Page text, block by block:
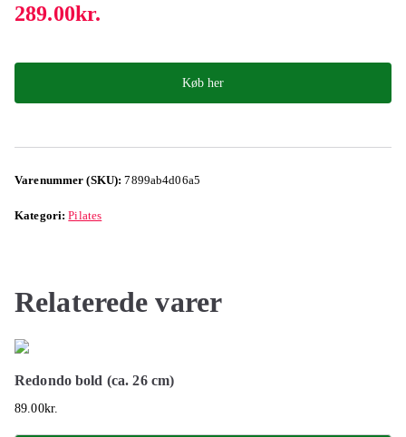
289.00kr.
Køb her
Varenummer (SKU):7899ab4d06a5
Kategori:Pilates
Relaterede varer
Redondo bold (ca. 26 cm)
89.00kr.